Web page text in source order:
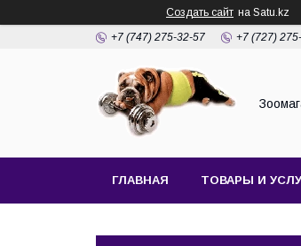
Создать сайт на Satu.kz
+7 (747) 275-32-57 +7 (727)
ГЛАВНАЯ ТОВАРЫ И